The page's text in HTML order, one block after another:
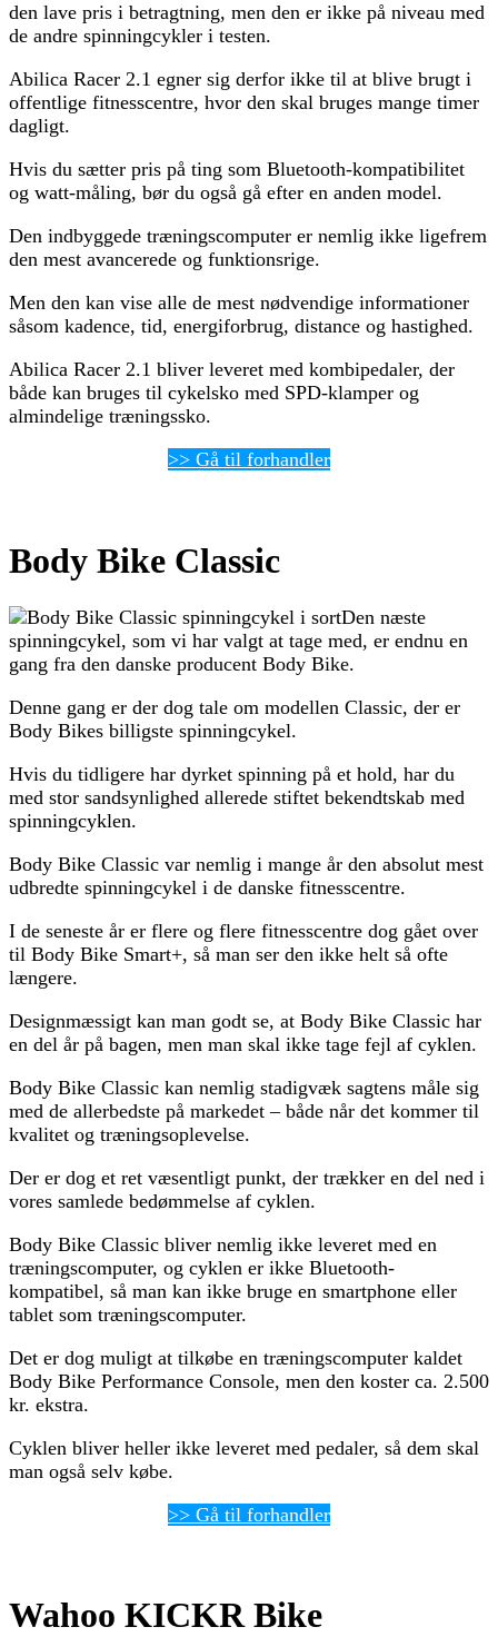
den lave pris i betragtning, men den er ikke på niveau med
de andre spinningcykler i testen.
Abilica Racer 2.1 egner sig derfor ikke til at blive brugt i
offentlige fitnesscentre, hvor den skal bruges mange timer
dagligt.
Hvis du sætter pris på ting som Bluetooth-kompatibilitet
og watt-måling, bør du også gå efter en anden model.
Den indbyggede træningscomputer er nemlig ikke ligefrem
den mest avancerede og funktionsrige.
Men den kan vise alle de mest nødvendige informationer
såsom kadence, tid, energiforbrug, distance og hastighed.
Abilica Racer 2.1 bliver leveret med kombipedaler, der
både kan bruges til cykelsko med SPD-klamper og
almindelige træningssko.
>> Gå til forhandler
Body Bike Classic
Den næste
spinningcykel, som vi har valgt at tage med, er endnu en
gang fra den danske producent Body Bike.
Denne gang er der dog tale om modellen Classic, der er
Body Bikes billigste spinningcykel.
Hvis du tidligere har dyrket spinning på et hold, har du
med stor sandsynlighed allerede stiftet bekendtskab med
spinningcyklen.
Body Bike Classic var nemlig i mange år den absolut mest
udbredte spinningcykel i de danske fitnesscentre.
I de seneste år er flere og flere fitnesscentre dog gået over
til Body Bike Smart+, så man ser den ikke helt så ofte
længere.
Designmæssigt kan man godt se, at Body Bike Classic har
en del år på bagen, men man skal ikke tage fejl af cyklen.
Body Bike Classic kan nemlig stadigvæk sagtens måle sig
med de allerbedste på markedet – både når det kommer til
kvalitet og træningsoplevelse.
Der er dog et ret væsentligt punkt, der trækker en del ned i
vores samlede bedømmelse af cyklen.
Body Bike Classic bliver nemlig ikke leveret med en
træningscomputer, og cyklen er ikke Bluetooth-
kompatibel, så man kan ikke bruge en smartphone eller
tablet som træningscomputer.
Det er dog muligt at tilkøbe en træningscomputer kaldet
Body Bike Performance Console, men den koster ca. 2.500
kr. ekstra.
Cyklen bliver heller ikke leveret med pedaler, så dem skal
man også selv købe.
>> Gå til forhandler
Wahoo KICKR Bike